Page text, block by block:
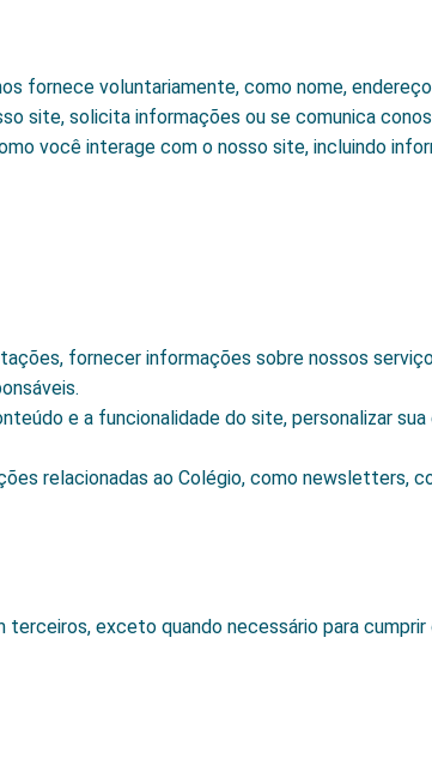
fornece voluntariamente, como nome,
site, solicita informações ou se comunica
você interage com o nosso site, incluindo
fornecer informações sobre nossos
e a funcionalidade do site, personalizar
relacionadas ao Colégio, como newsletters,
exceto quando necessário para